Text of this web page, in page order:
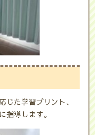
じた学習プリント、
指導します。